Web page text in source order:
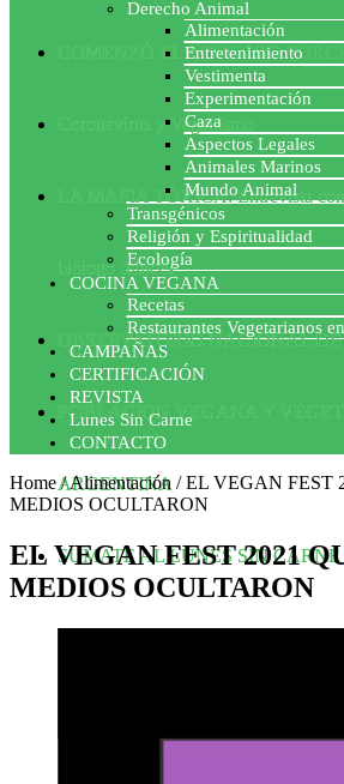
COMENZÓ EL ACUERDO
Coronavirus y Veganismo
LA MAFIA TÓXICA: Entrevista
biólogo francés
OBSERVATORIO NACIONAL
POBLACION VEGANA Y
ARGENTINA
SUMATE AL LUNES SIN CARNE
Derecho Animal
Alimentación
Entretenimiento
Vestimenta
Experimentación
Caza
Aspectos Legales
Animales Marinos
Mundo Animal
Transgénicos
Religión y Espiritualidad
Ecología
COCINA VEGANA
Recetas
Restaurantes Vegetarianos
CAMPAÑAS
CERTIFICACIÓN
REVISTA
Lunes Sin Carne
CONTACTO
Home/Alimentación /EL VEGAN FEST
MEDIOS OCULTARON
EL VEGAN FEST 2021
MEDIOS OCULTARON